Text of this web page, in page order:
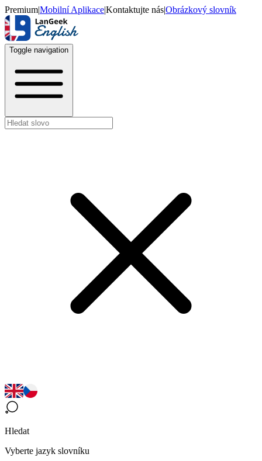
Premium|Mobilní Aplikace|Kontaktujte nás|Obrázkový slovník
Toggle navigation
Hledat
Vyberte jazyk slovníku